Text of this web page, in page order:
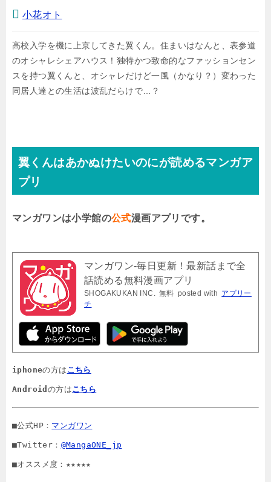
小花オト
高校入学を機に上京してきた翼くん。住まいはなんと、表参道
のオシャレシェアハウス！独特かつ致命的なファッションセン
スを持つ翼くんと、オシャレだけど一風（かなり？）変わった
同居人達との生活は波乱だらけで…？
翼くんはあかぬけたいのにが読めるマンガア
プリ
マンガワンは小学館の公式漫画アプリです。
マンガワン-毎日更新！最新話まで全
話読める無料漫画アプリ
SHOGAKUKAN INC. 無料 posted with アプリー
チ
iphoneの方は こちら
Android の方はこちら
■公式HP： マンガワン
■Twitter： @MangaONE_jp
■オススメ度：★★★★★